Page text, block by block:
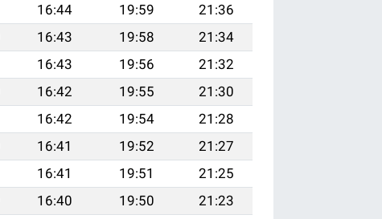
16:44 19:59
21:36
16:43 19:58
21:34
16:43 19:56
21:32
16:42 19:55
21:30
16:42 19:54
21:28
16:41 19:52
21:27
16:41 19:51
21:25
16:40 19:50
21:23